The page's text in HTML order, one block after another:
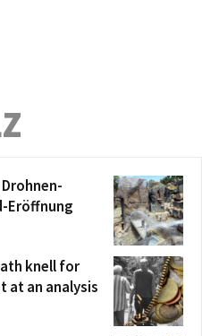
Eröffnung
knell for
at an analysis